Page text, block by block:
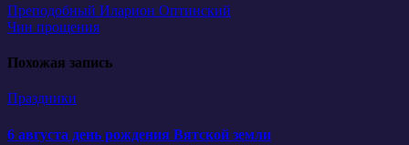
Навигация
по
записям
Преподобный Иларион Оптинский
Чин прощения
Похожая запись
Праздники
6 августа день рождения Вятской земли